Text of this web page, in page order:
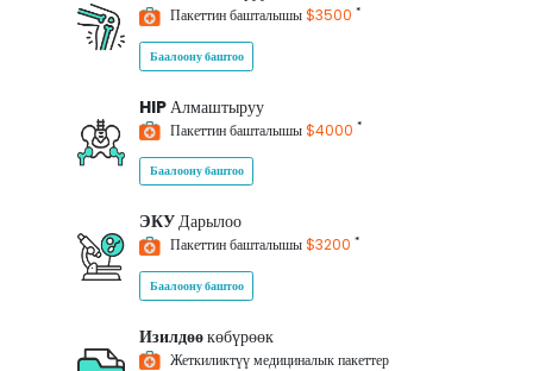
Пакеттин башталышы$3500 *
Баалоону баштоо
HIPАлмаштыруу
Пакеттин башталышы$4000 *
Баалоону баштоо
ЭКУДарылоо
Пакеттин башталышы$3200 *
Баалоону баштоо
Изилдөөкөбүрөөк
Жеткиликтүү медициналык пакеттер